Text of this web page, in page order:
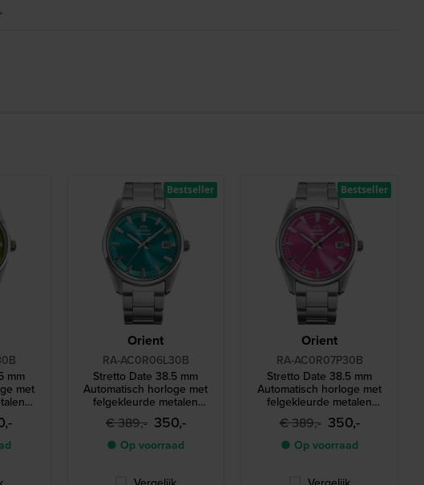
mm
met
Orient
RA-AC0R06L30B
Stretto Date 38.5 mm
Automatisch horloge met
felgekleurde metalen
wijzerplaat
€ 389,- 350,-
● Op voorraad
Bestseller
Orient
RA-AC0R07P30B
Stretto Date 38.5 mm
Automatisch horloge met
felgekleurde metalen
wijzerplaat
€ 389,- 350,-
● Op voorraad
Bestseller